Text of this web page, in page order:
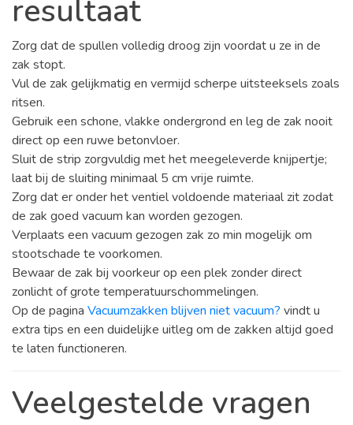
resultaat
Zorg dat de spullen volledig droog zijn voordat u ze in de
zak stopt.
Vul de zak gelijkmatig en vermijd scherpe uitsteeksels zoals
ritsen.
Gebruik een schone, vlakke ondergrond en leg de zak nooit
direct op een ruwe betonvloer.
Sluit de strip zorgvuldig met het meegeleverde knijpertje;
laat bij de sluiting minimaal 5 cm vrije ruimte.
Zorg dat er onder het ventiel voldoende materiaal zit zodat
de zak goed vacuum kan worden gezogen.
Verplaats een vacuum gezogen zak zo min mogelijk om
stootschade te voorkomen.
Bewaar de zak bij voorkeur op een plek zonder direct
zonlicht of grote temperatuurschommelingen.
Op de pagina Vacuumzakken blijven niet vacuum? vindt u
extra tips en een duidelijke uitleg om de zakken altijd goed
te laten functioneren.
Veelgestelde vragen